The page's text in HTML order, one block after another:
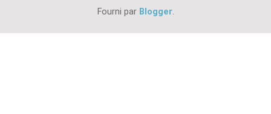
Fourni par Blogger.